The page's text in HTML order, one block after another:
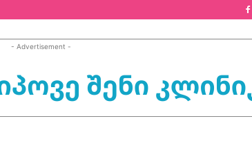
- Advertisement -